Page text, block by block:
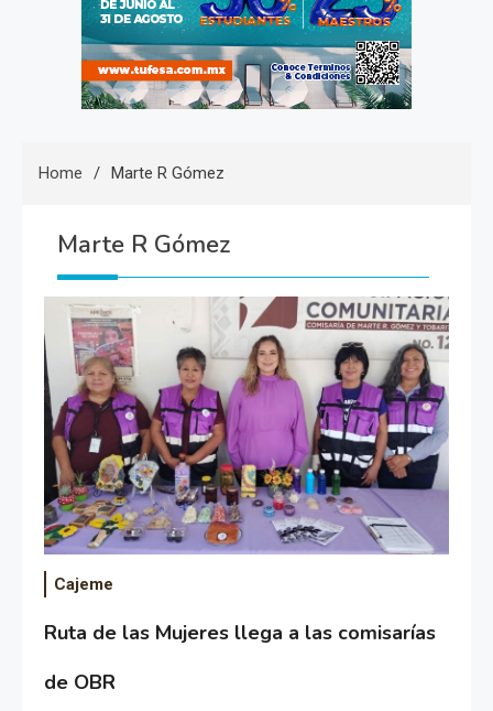
Home Marte R Gómez
Marte R Gómez
Cajeme
Ruta de las Mujeres llega a las comisarías
de OBR